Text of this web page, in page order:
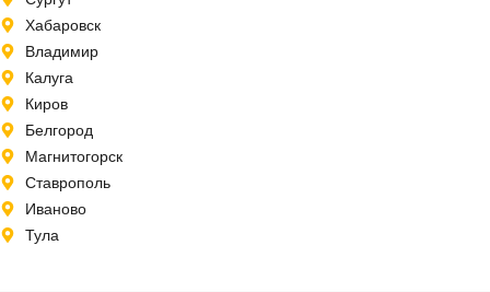
Хабаровск
Владимир
Калуга
Киров
Белгород
Магнитогорск
Ставрополь
Иваново
Тула